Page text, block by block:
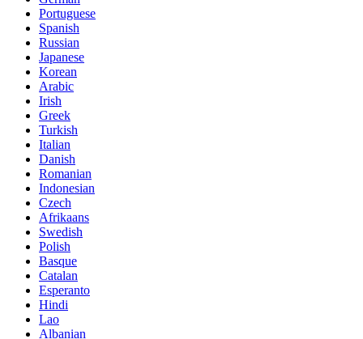
Portuguese
Spanish
Russian
Japanese
Korean
Arabic
Irish
Greek
Turkish
Italian
Danish
Romanian
Indonesian
Czech
Afrikaans
Swedish
Polish
Basque
Catalan
Esperanto
Hindi
Lao
Albanian